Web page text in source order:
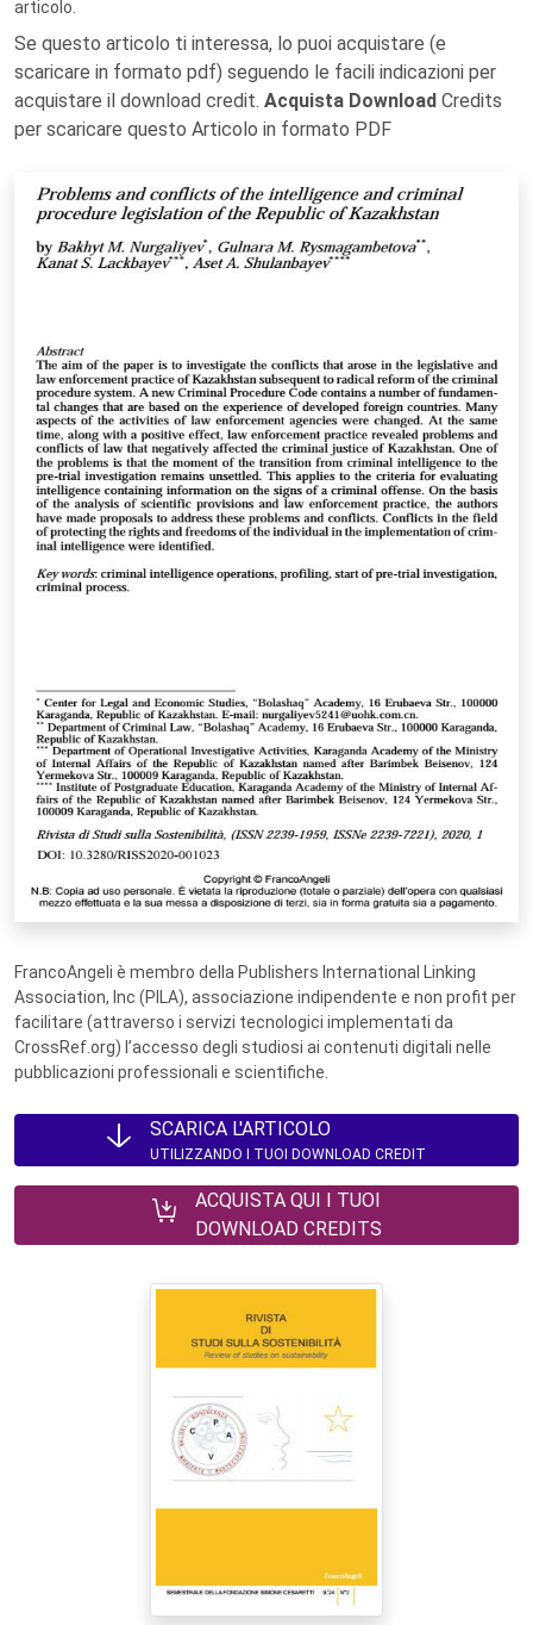
articolo.
Se questo articolo ti interessa, lo puoi acquistare (e
scaricare in formato pdf) seguendo le facili indicazioni per
acquistare il download credit. Acquista Download Credits
per scaricare questo Articolo in formato PDF
FrancoAngeli è membro della Publishers International Linking
Association, Inc (PILA), associazione indipendente e non profit per
facilitare (attraverso i servizi tecnologici implementati da
CrossRef.org) l’accesso degli studiosi ai contenuti digitali nelle
pubblicazioni professionali e scientifiche.
SCARICA L'ARTICOLO
UTILIZZANDO I TUOI DOWNLOAD CREDIT
ACQUISTA QUI I TUOI
DOWNLOAD CREDITS